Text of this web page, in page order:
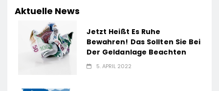
Aktuelle News
Jetzt Heißt Es Ruhe
Bewahren! Das Sollten Sie Bei
Der Geldanlage Beachten
5. APRIL 2022